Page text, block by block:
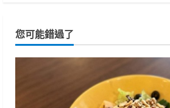
您可能錯過了